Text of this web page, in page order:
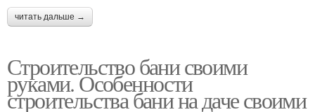
читать дальше →
Строительство бани своими
руками. Особенности
строительства бани на даче своими